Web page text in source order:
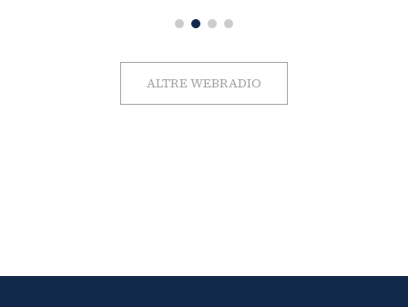
ALTRE WEBRADIO